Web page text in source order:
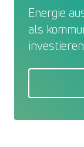
Energie
als